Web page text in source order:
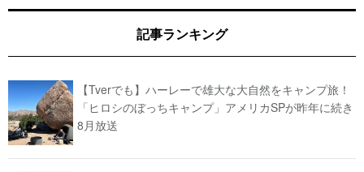
記事ランキング
【Tverでも】ハーレーで雄大な大自然をキャンプ旅！
「ヒロシのぼっちキャンプ」アメリカSPが昨年に続き
8月放送